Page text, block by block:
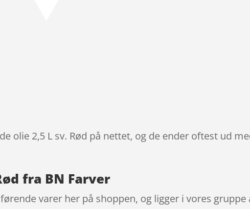
olie 2,5 L sv. Rød på nettet, og de ender oftest ud
fra BN Farver
varer her på shoppen, og ligger i vores gruppe